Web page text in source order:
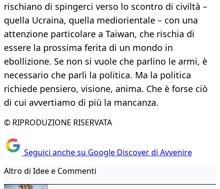
rischiano di spingerci verso lo scontro di civiltà –
quella Ucraina, quella mediorientale – con una
attenzione particolare a Taiwan, che rischia di
essere la prossima ferita di un mondo in
ebollizione. Se non si vuole che parlino le armi, è
necessario che parli la politica. Ma la politica
richiede pensiero, visione, anima. Che è forse ciò
di cui avvertiamo di più la mancanza.
© RIPRODUZIONE RISERVATA
Seguici anche su Google Discover di Avvenire
Altro di Idee e Commenti